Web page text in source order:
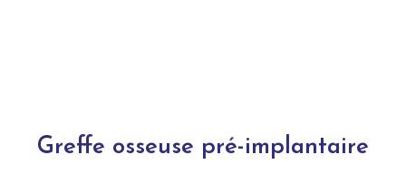
Greffe osseuse pré-implantaire